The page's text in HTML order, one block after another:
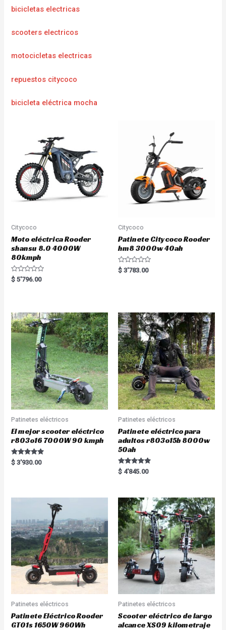
bicicletas electricas
scooters electricos
motocicletas electricas
repuestos citycoco
bicicleta eléctrica mocha
Citycoco
Moto eléctrica Rooder
shansu 8.0 4000W
80kmph
R
a
o
u
t
o
f
$ 5'796.00
Citycoco
Patinete Citycoco Rooder
hm8 3000w 40ah
R
a
u
t
o
f
5
$ 3'783.00
Patinetes eléctricos
El mejor scooter eléctrico
r803o16 7000W 90 kmph
Rated
5.00
$ 3'930.00
Patinetes eléctricos
Patinete eléctrico para
adultos r803o15b 8000w
50ah
Rated
5.00
$ 4'845.00
Patinetes eléctricos
Patinete Eléctrico Rooder
GT01s 1650W 960Wh
Patinetes eléctricos
Scooter eléctrico de largo
alcance XS09 kilometraje